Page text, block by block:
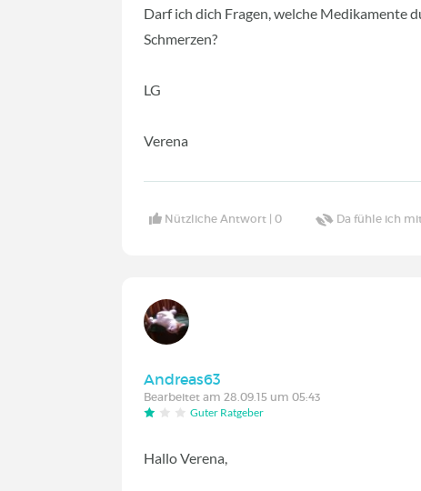
Darf ich dich Fragen, welche Medikamente
Schmerzen?
LG
Verena
Nützliche Antwort |0 Da fühle ich
Andreas63
Bearbeitet am 28.09.15 um 05:43
Guter Ratgeber
Hallo Verena,